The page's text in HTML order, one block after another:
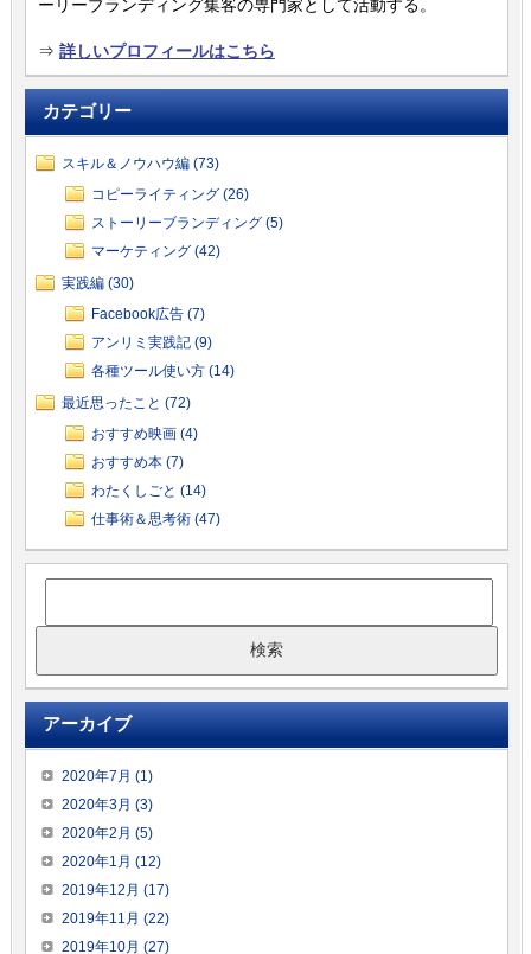
ーリーブランディング集客の専門家として活動する。
⇒ 詳しいプロフィールはこちら
カテゴリー
スキル＆ノウハウ編 (73)
コピーライティング (26)
ストーリーブランディング (5)
マーケティング (42)
実践編 (30)
Facebook広告 (7)
アンリミ実践記 (9)
各種ツール使い方 (14)
最近思ったこと (72)
おすすめ映画 (4)
おすすめ本 (7)
わたくしごと (14)
仕事術＆思考術 (47)
アーカイブ
2020年7月 (1)
2020年3月 (3)
2020年2月 (5)
2020年1月 (12)
2019年12月 (17)
2019年11月 (22)
2019年10月 (27)